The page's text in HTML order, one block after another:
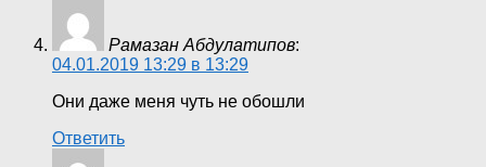
Рамазан Абдулатипов:
04.01.2019 13:29 в 13:29
Они даже меня чуть не обошли
Ответить